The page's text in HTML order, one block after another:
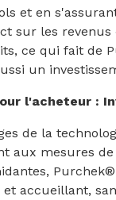
et en
sur les
ce qui fait de
un
l'acheteur :
de la
aux mesures
accueillant,